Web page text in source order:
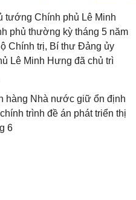
Chính phủ Lê Minh
phủ thường kỳ tháng 5 năm
Chính trị, Bí thư Đảng ủy
Lê Minh Hưng đã chủ trì
hàng Nhà nước giữ ổn định
trình đề án phát triển thị
6